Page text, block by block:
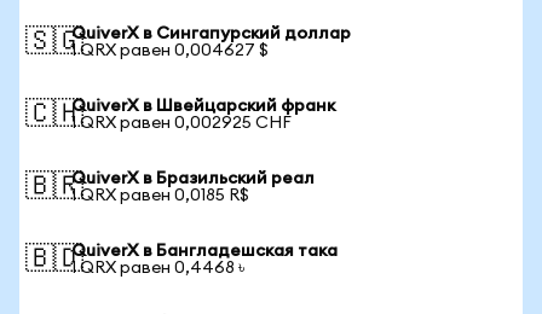
🇸🇬QuiverX в Сингапурский доллар
1 QRX равен 0,004627 $
🇨🇭QuiverX в Швейцарский франк
1 QRX равен 0,002925 CHF
🇧🇷QuiverX в Бразильский реал
1 QRX равен 0,0185 R$
🇧🇩QuiverX в Бангладешская така
1 QRX равен 0,4468 ৳